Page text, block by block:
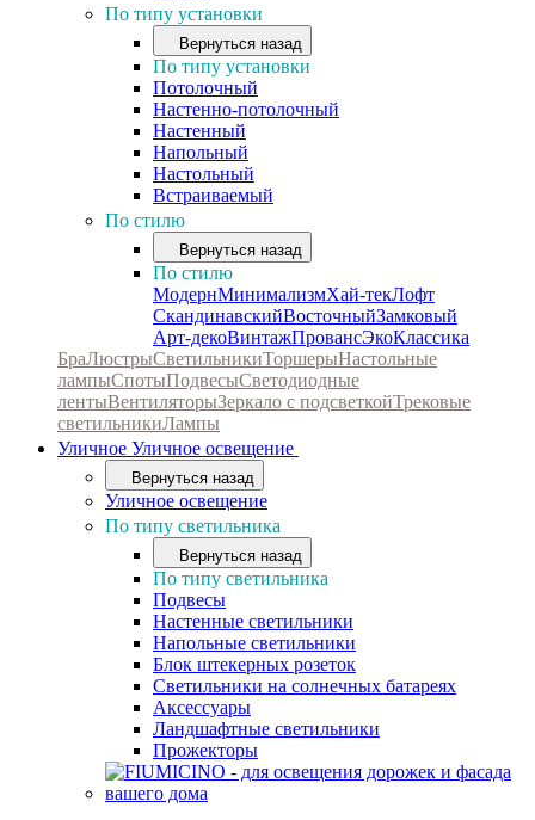
По типу установки
Вернуться назад
По типу установки
Потолочный
Настенно-потолочный
Настенный
Напольный
Настольный
Встраиваемый
По стилю
Вернуться назад
По стилю
МодернМинимализмХай-текЛофт
СкандинавскийВосточныйЗамковый
Арт-декоВинтажПровансЭкоКлассика
БраЛюстрыСветильникиТоршерыНастольные
лампыСпотыПодвесыСветодиодные
лентыВентиляторыЗеркало с подсветкойТрековые
светильникиЛампы
Уличное Уличное освещение
Вернуться назад
Уличное освещение
По типу светильника
Вернуться назад
По типу светильника
Подвесы
Настенные светильники
Напольные светильники
Блок штекерных розеток
Светильники на солнечных батареях
Аксессуары
Ландшафтные светильники
Прожекторы